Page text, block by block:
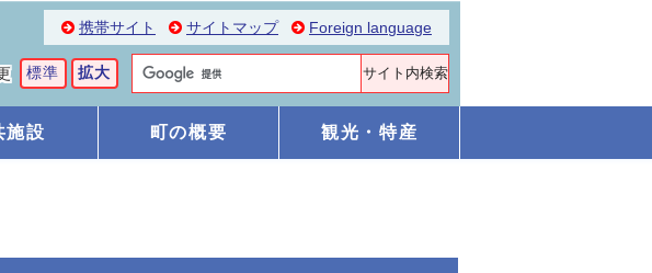
携帯サイト サイトマップ Foreign language
標準 拡大
施設 町の概要 観光・特産